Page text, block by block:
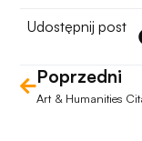
Udostępnij post
Poprzedni